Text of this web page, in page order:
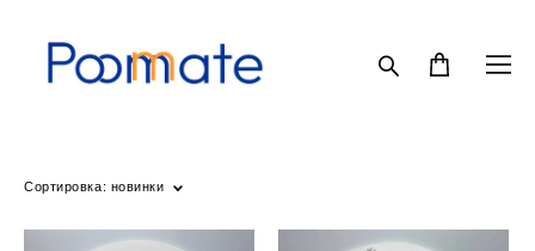
Сортировка: новинки